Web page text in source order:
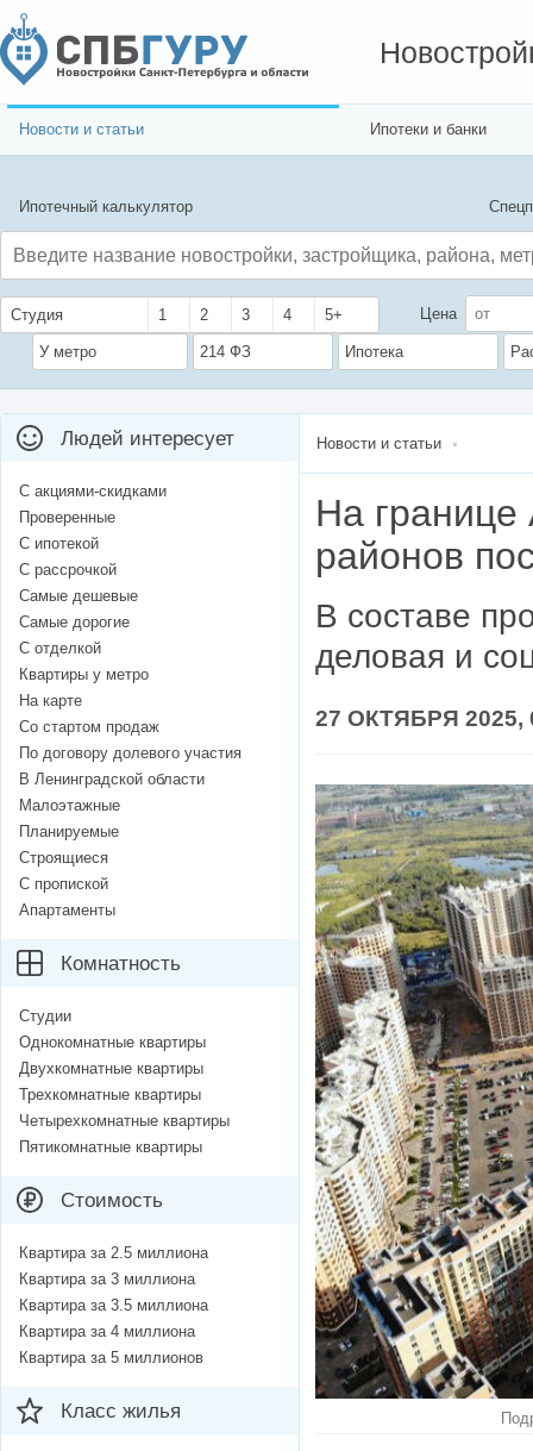
Новости и статьи Ипотеки и банки
Ипотечный калькулятор
Студия 1 2 3 4 5+ Цена
У метро 214 ФЗ Ипотека
Новости и статьи
На границе
районов
В составе
деловая и
27 ОКТЯБРЯ 2025,
Людей интересует
С акциями-скидками
Проверенные
С ипотекой
С рассрочкой
Самые дешевые
Самые дорогие
С отделкой
Квартиры у метро
На карте
Со стартом продаж
По договору долевого участия
В Ленинградской области
Малоэтажные
Планируемые
Строящиеся
С пропиской
Апартаменты
Комнатность
Студии
Однокомнатные квартиры
Двухкомнатные квартиры
Трехкомнатные квартиры
Четырехкомнатные квартиры
Пятикомнатные квартиры
Стоимость
Квартира за 2.5 миллиона
Квартира за 3 миллиона
Квартира за 3.5 миллиона
Квартира за 4 миллиона
Квартира за 5 миллионов
Класс жилья